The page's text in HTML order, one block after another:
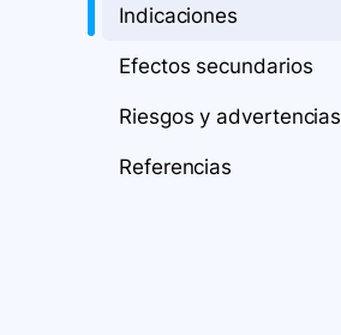
Indicaciones
Efectos secundarios
Riesgos y advertencias
Referencias